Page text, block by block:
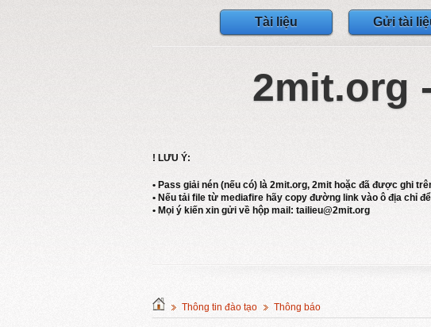
Tài liệu Gửi tài
2mit.org
! LƯU Ý:
• Pass giải nén (nếu có) là 2mit.org, 2mit hoặc đã được ghi
• Nếu tải file từ mediafire hãy copy đường link vào ô địa chỉ
• Mọi ý kiến xin gửi về hộp mail: tailieu@2mit.org
Thông tin đào tạo Thông báo